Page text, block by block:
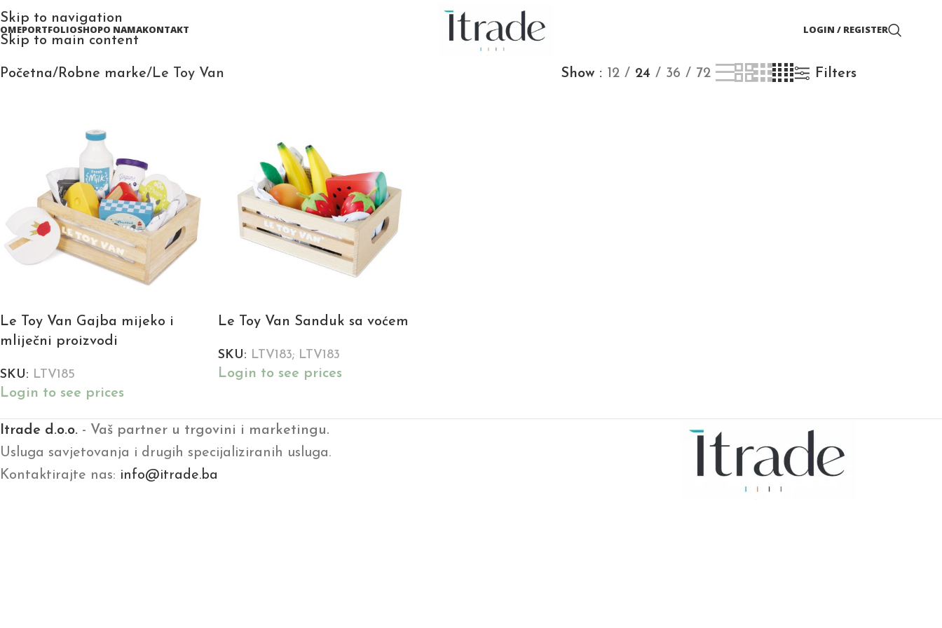
Skip to navigation
Skip to main content
PORTFOLIOSHOPO NAMAKONTAKT LOGIN / REGISTER
Početna Robne marke Le Toy Van Show 12 24 36 72 Filters
Le Toy Van Gajba mijeko i
mliječni proizvodi
SKU: LTV185
Login to see prices
Le Toy Van Sanduk sa voćem
SKU: LTV183; LTV183
Login to see prices
Itrade d.o.o. - Vaš partner u trgovini i marketingu.
Usluga savjetovanja i drugih specijaliziranih usluga.
Kontaktirajte nas: info@itrade.ba